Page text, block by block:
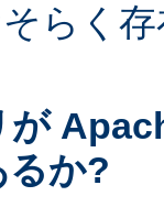
らく
が
るか?